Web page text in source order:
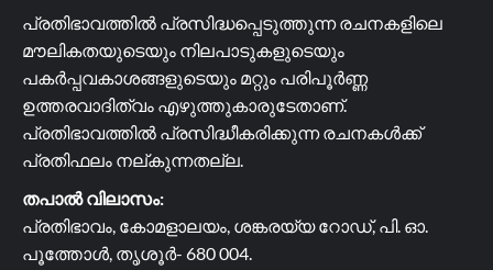
പ്രതിഭാവത്തിൽ പ്രസിദ്ധപ്പെടുത്തുന്ന രചനകളിലെ
മൗലികതയുടെയും നിലപാടുകളുടെയും
പകർപ്പവകാശങ്ങളുടെയും മറ്റും പരിപൂർണ്ണ
ഉത്തരവാദിത്വം എഴുത്തുകാരുടേതാണ്.
പ്രതിഭാവത്തിൽ പ്രസിദ്ധീകരിക്കുന്ന രചനകൾക്ക്
പ്രതിഫലം നല്കുന്നതല്ല.
തപാൽ വിലാസം:
പ്രതിഭാവം, കോമളാലയം, ശങ്കരയ്യ റോഡ്, പി. ഓ.
പൂത്തോൾ, തൃശൂർ- 680 004.